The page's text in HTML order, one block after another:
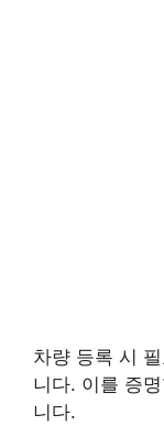
차량 등록 시
니다. 이를 증
니다.